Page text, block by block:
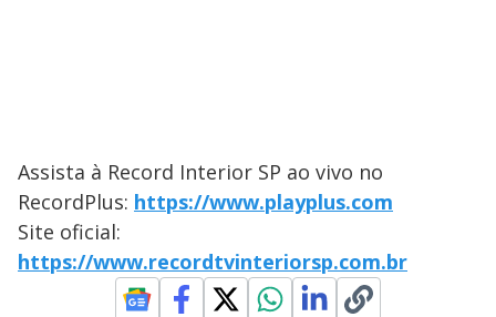
Assista à Record Interior SP ao vivo no
RecordPlus: https://www.playplus.com
Site oficial:
https://www.recordtvinteriorsp.com.br